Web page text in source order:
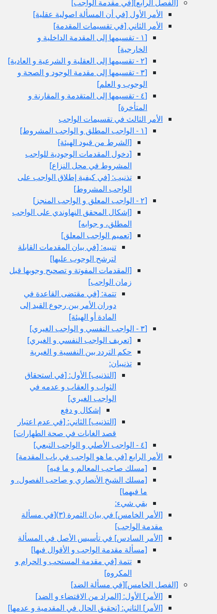
[الفصل الرابع‏][في مقدمة الواجب‏]
الأمر الأول‏ [في أن المسألة اصولية عقلية]
الأمر الثاني‏ [في تقسيمات المقدمة]
[١ - تقسيمها إلى المقدمة الداخلية و
الخارجية]
[٢ - تقسيمها إلى العقلية و الشرعية و العادية]
[٣ - تقسيمها إلى مقدمة الوجود و الصحة و
الوجوب و العلم‏]
[٤ - تقسيمها إلى المتقدمة و المقارنة و
المتأخرة]
الأمر الثالث في تقسيمات الواجب
[١ - الواجب المطلق و الواجب المشروط]
[الشرط من قيود الهيئة]
[دخول المقدمات الوجودية للواجب
المشروط في محل النزاع‏]
تذنيب: [في كيفية إطلاق الواجب على
الواجب المشروط]
[٢ - الواجب المعلق و الواجب المنجز]
[إشكال المحقق النهاوندي على الواجب
المطلق، و جوابه‏]
[تعميم الواجب المعلق‏]
تنبيه: [في بيان المقدمات القابلة
لترشح الوجوب عليها]
[المقدمات المفوتة و تصحيح وجوبها قبل
زمان الواجب‏]
تتمة: [في مقتضى القاعدة في
دوران الأمر بين رجوع القيد إلى
المادة أو الهيئة]
[٣ - الواجب النفسي و الواجب الغيري‏]
[تعريف الواجب النفسي و الغيري‏]
حكم التردد بين النفسية و الغيرية
تذنيبان:
[التذنيب‏] الأول: [في استحقاق
الثواب و العقاب و عدمه في
الواجب الغيري‏]
إشكال و دفع
[التذنيب‏] الثاني: [في عدم اعتبار
قصد الغايات في صحة الطهارات‏]
[٤ - الواجب الأصلي و الواجب التبعي‏]
الأمر الرابع‏ [في ما هو الواجب في باب المقدمة]
[مسلك صاحب المعالم و ما فيه‏]
[مسلك الشيخ الأنصاري و صاحب الفصول، و
ما فيهما]
بقي شي‏ء:
[الأمر الخامس‏] في بيان الثمرة (٣)[في مسألة
مقدمة الواجب‏]
[الأمر السادس‏] في تأسيس الأصل في المسألة
[مسألة مقدمة الواجب و الأقوال فيها]
تتمة [في مقدمة المستحب و الحرام و
المكروه‏]
[الفصل الخامس‏][في مسألة الضد]
[الأمر] الأول: [المراد من الاقتضاء و الضد]
[الأمر] الثاني: [تحقيق الحال في المقدمية و عدمها]